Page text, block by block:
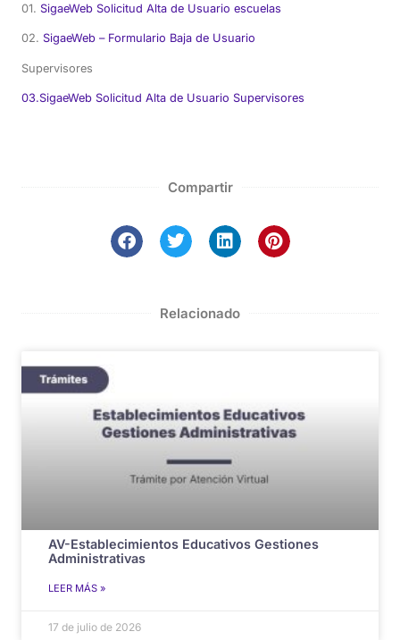
01. SigaeWeb Solicitud Alta de Usuario escuelas
02. SigaeWeb – Formulario Baja de Usuario
Supervisores
03.SigaeWeb Solicitud Alta de Usuario Supervisores
Compartir
Relacionado
AV-Establecimientos Educativos Gestiones
Administrativas
LEER MÁS »
17 de julio de 2026